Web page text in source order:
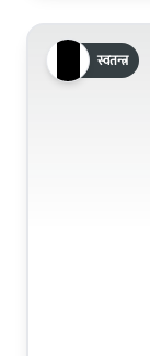
स्वतन्त्र